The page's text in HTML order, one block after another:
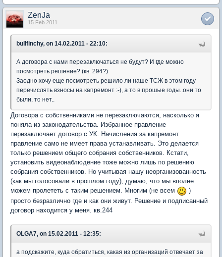
ZenJa
15 Feb 2011
bullfinchy, on 14.02.2011 - 22:10:
А договора с нами перезаключаться не будут? И где можно
посмотреть решение? (кв. 294?)
Заодно хочу еще посмотреть решило ли наше ТСЖ в этом году
перечислять взносы на капремонт :-), а то в прошые годы..они то
были, то нет..
Договора с собственниками не перезаключаются, насколько я
поняла из законодательства. Избранное правление
перезаключает договор с УК. Начисления за капремонт
правление само не имеет права устанавливать. Это делается
только решением общего собрания собственников. Кстати,
установить видеонаблюдение тоже можно лишь по решению
собрания собственников. Но учитывая нашу неорганизованность
(как мы голосовали в прошлом году), думаю, что мы вполне
можем пролететь с таким решением. Многим (не всем
)
просто безразлично где и как они живут. Решение и подписанный
договор находится у меня. кв.244
OLGA7, on 15.02.2011 - 12:35:
а подскажите, куда обратиться, какая из организаций отвечает за